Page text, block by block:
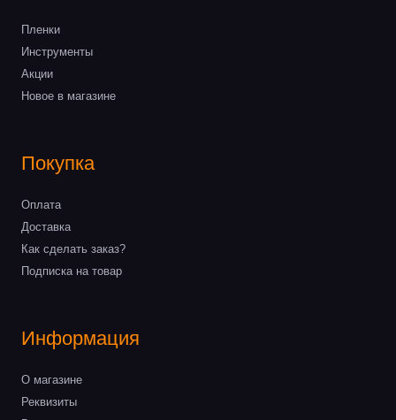
Пленки
Инструменты
Акции
Новое в магазине
Покупка
Оплата
Доставка
Как сделать заказ?
Подписка на товар
Информация
О магазине
Реквизиты